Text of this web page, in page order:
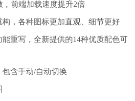
前端加载速度提升2倍
，各种图标更加直观、细节更好
重写，全新提供的14种优质配色可
含手动/自动切换